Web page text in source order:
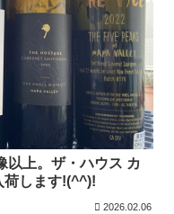
以上。ザ・ハウス カ
荷します!(^^)!
2026.02.06